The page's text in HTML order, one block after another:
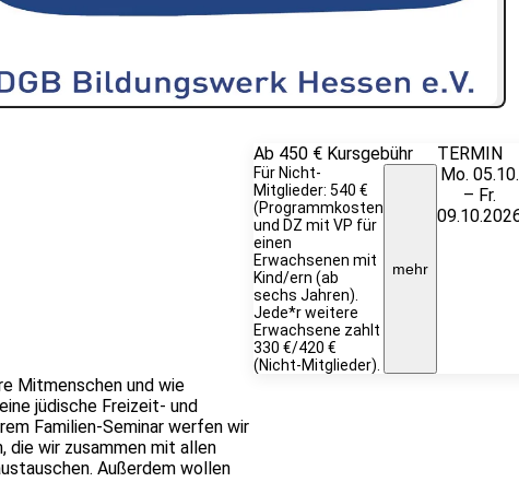
Mitmenschen und wie
jüdische Freizeit- und
Familien-Seminar werfen wir
die wir zusammen mit allen
Außerdem wollen
Ab 450 € Kursgebühr
Für Nicht-
Mitglieder: 540 €
(Programmkosten
und DZ mit VP für
einen
Erwachsenen mit
Kind/ern (ab
sechs Jahren).
Jede*r weitere
Erwachsene zahlt
330 €/420 €
(Nicht-Mitglieder).
mehr
TERMIN
Mo. 05.10.
– Fr.